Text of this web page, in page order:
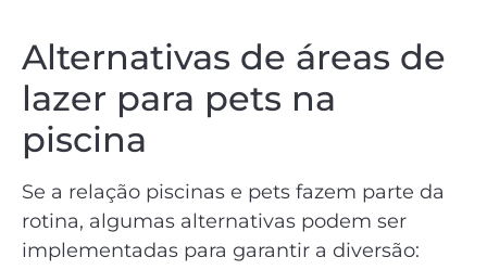
Alternativas de áreas de
lazer para pets na
piscina
Se a relação piscinas e pets fazem parte da
rotina, algumas alternativas podem ser
implementadas para garantir a diversão: